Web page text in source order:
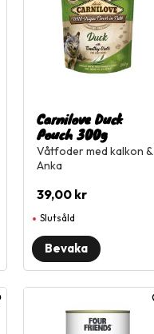
Carnilove Duck
Pouch 300g
Våtfoder med kalkon &
Anka
39,00 kr
Slutsåld
till i favoriter